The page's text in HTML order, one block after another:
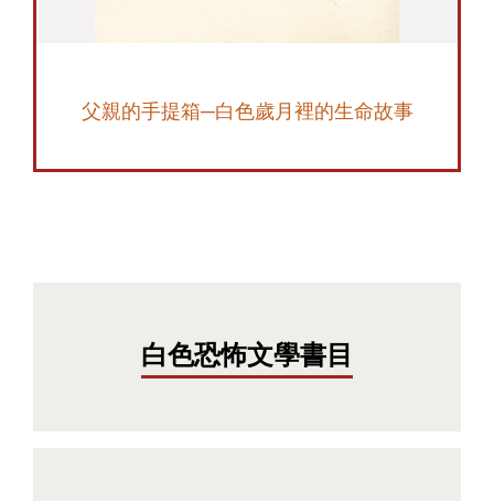
父親的手提箱─白色歲月裡的生命故事
白色恐怖文學書目